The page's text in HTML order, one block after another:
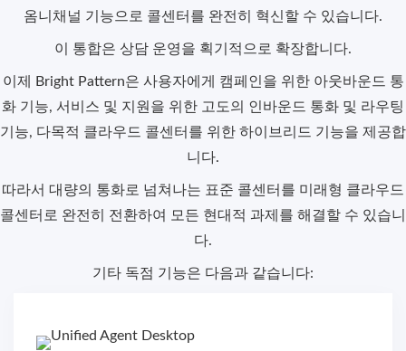
옴니채널 기능으로 콜센터를 완전히 혁신할 수 있습니다.
이 통합은 상담 운영을 획기적으로 확장합니다.
이제 Bright Pattern은 사용자에게 캠페인을 위한 아웃바운드 통
화 기능, 서비스 및 지원을 위한 고도의 인바운드 통화 및 라우팅
기능, 다목적 클라우드 콜센터를 위한 하이브리드 기능을 제공합
니다.
따라서 대량의 통화로 넘쳐나는 표준 콜센터를 미래형 클라우드
콜센터로 완전히 전환하여 모든 현대적 과제를 해결할 수 있습니
다.
기타 독점 기능은 다음과 같습니다: